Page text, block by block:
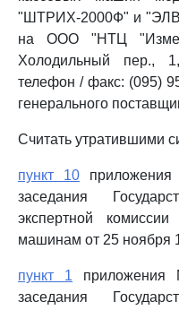
"ШТРИХ-2000Ф" и
на ООО "НТЦ
Холодильный пер.,
телефон / факс: (095)
генерального
Считать утратившими
пункт 10
заседания
экспертной
машинам от 25 ноября
пункт 1 приложения
заседания